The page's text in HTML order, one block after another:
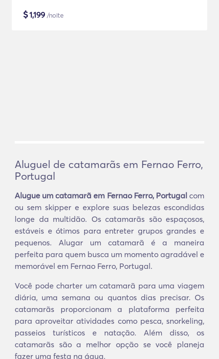
$1,199 /noite
Aluguel de catamarãs em Fernao Ferro,
Portugal
Alugue um catamarã em Fernao Ferro, Portugal com
ou sem skipper e explore suas belezas escondidas
longe da multidão. Os catamarãs são espaçosos,
estáveis e ótimos para entreter grupos grandes e
pequenos. Alugar um catamarã é a maneira
perfeita para quem busca um momento agradável e
memorável em Fernao Ferro, Portugal.
Você pode charter um catamarã para uma viagem
diária, uma semana ou quantos dias precisar. Os
catamarãs proporcionam a plataforma perfeita
para aproveitar atividades como pesca, snorkeling,
passeios turísticos e natação. Além disso, os
catamarãs são a melhor opção se você planeja
fazer uma festa na água.